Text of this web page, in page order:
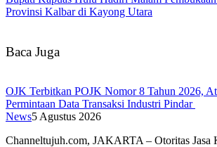
Provinsi Kalbar di Kayong Utara
Baca Juga
OJK Terbitkan POJK Nomor 8 Tahun 2026,
Permintaan Data Transaksi Industri Pindar
News5 Agustus 2026
Channeltujuh.com, JAKARTA – Otoritas Jasa